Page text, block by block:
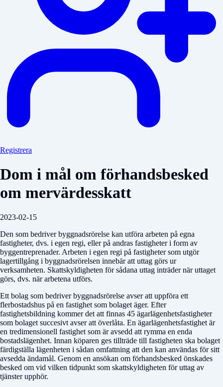
Registrera
Dom i mål om förhandsbesked
om mervärdesskatt
2023-02-15
Den som bedriver byggnadsrörelse kan utföra arbeten på egna
fastigheter, dvs. i egen regi, eller på andras fastigheter i form av
byggentreprenader. Arbeten i egen regi på fastigheter som utgör
lagertillgång i byggnadsrörelsen innebär att uttag görs ur
verksamheten. Skattskyldigheten för sådana uttag inträder när uttaget
görs, dvs. när arbetena utförs.
Ett bolag som bedriver byggnadsrörelse avser att uppföra ett
flerbostadshus på en fastighet som bolaget äger. Efter
fastighetsbildning kommer det att finnas 45 ägarlägenhetsfastigheter
som bolaget succesivt avser att överlåta. En ägarlägenhetsfastighet är
en tredimensionell fastighet som är avsedd att rymma en enda
bostadslägenhet. Innan köparen ges tillträde till fastigheten ska bolaget
färdigställa lägenheten i sådan omfattning att den kan användas för sitt
avsedda ändamål. Genom en ansökan om förhandsbesked önskades
besked om vid vilken tidpunkt som skattskyldigheten för uttag av
tjänster upphör.